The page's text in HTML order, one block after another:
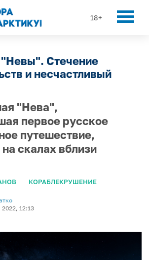
18+
Стечение
и несчастливый
"Нева",
первое русское
путешествие,
скалах вблизи
КОРАБЛЕКРУШЕНИЕ
12:13